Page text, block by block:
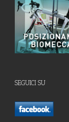
SEGUICI SU